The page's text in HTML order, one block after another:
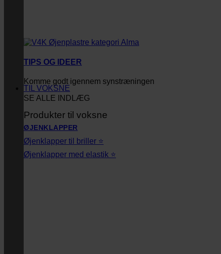
TIPS OG IDEER
Komme godt igennem synstræningen
SE ALLE INDLÆG
TIL VOKSNE
Produkter til voksne
ØJENKLAPPER
Øjenklapper til briller ⭐
Øjenklapper med elastik ⭐